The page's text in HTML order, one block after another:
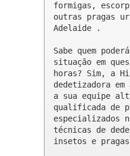
formigas,
outras pragas
Adelaide .
Sabe quem
situação em
horas? Sim, a
dedetizadora
a sua equipe
qualificada de
especializados
técnicas de
insetos e